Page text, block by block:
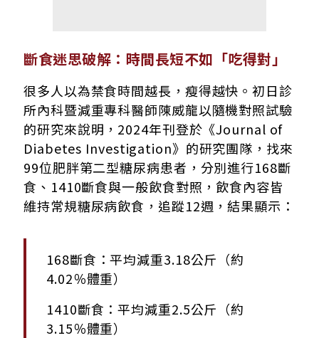
斷食迷思破解：時間長短不如「吃得對」
很多人以為禁食時間越長，瘦得越快。初日診
所內科暨減重專科醫師陳威龍以隨機對照試驗
的研究來說明，2024年刊登於《Journal of
Diabetes Investigation》的研究團隊，找來
99位肥胖第二型糖尿病患者，分別進行168斷
食、1410斷食與一般飲食對照，飲食內容皆
維持常規糖尿病飲食，追蹤12週，結果顯示：
168斷食：平均減重3.18公斤（約
4.02％體重）
1410斷食：平均減重2.5公斤（約
3.15％體重）